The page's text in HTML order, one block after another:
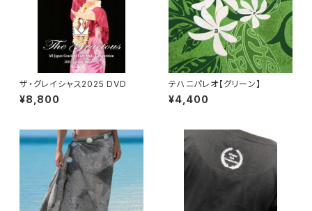
ザ・グレイシャス2025 DVD
¥8,800
テハニパレオ【グリーン】
¥4,400